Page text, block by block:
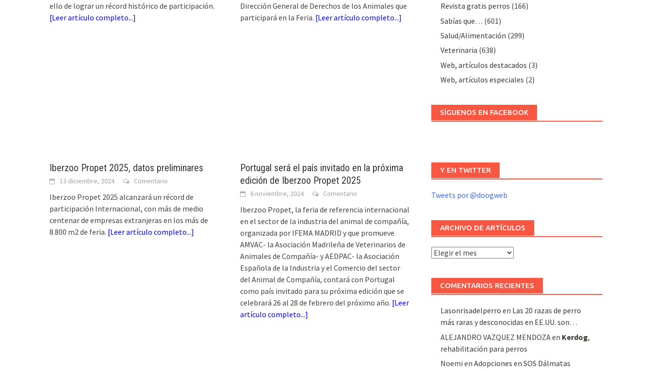
ello de lograr un récord histórico de participación.
[Leer artículo completo...]
Dirección General de Derechos de los Animales que
participará en la Feria. [Leer artículo completo...]
Iberzoo Propet 2025, datos preliminares
13 diciembre, 2024 Comentario
Iberzoo Propet 2025 alcanzará un récord de
participación Internacional, con más de medio
centenar de empresas extranjeras en los más de
8.800 m2 de feria. [Leer artículo completo...]
Portugal será el país invitado en la próxima
edición de Iberzoo Propet 2025
6 noviembre, 2024 Comentario
Iberzoo Propet, la feria de referencia internacional
en el sector de la industria del animal de compañía,
organizada por IFEMA MADRID y que promueve
AMVAC- la Asociación Madrileña de Veterinarios de
Animales de Compañía- y AEDPAC- la Asociación
Española de la Industria y el Comercio del sector
del Animal de Compañía, contará con Portugal
como país invitado para su próxima edición que se
celebrará 26 al 28 de febrero del próximo año. [Leer
artículo completo...]
Revista gratis perros (166)
Sabías que… (601)
Salud/Alimentación (299)
Veterinaria (638)
Web, artículos destacados (3)
Web, artículos especiales (2)
SÍGUENOS EN FACEBOOK
Y EN TWITTER
Tweets por @doogweb
ARCHIVO DE ARTÍCULOS
Archivo
artículos
COMENTARIOS RECIENTES
Lasonrisadelperro en Las 20 razas de perro
más raras y desconocidas en EE.UU. son…
ALEJANDRO VAZQUEZ MENDOZAen Kerdog,
rehabilitación para perros
Noemi en Adopciones en SOS Dálmatas